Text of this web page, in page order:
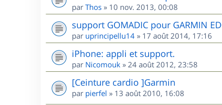
par Thos » 10 nov. 2013, 00:08
support GOMADIC pour GARMIN
par uprincipellu14 » 17 août 2014, 17:16
iPhone: appli et support.
par Nicomouk » 24 août 2012, 23:58
[Ceinture cardio ]Garmin
par pierfel » 13 août 2010, 16:08